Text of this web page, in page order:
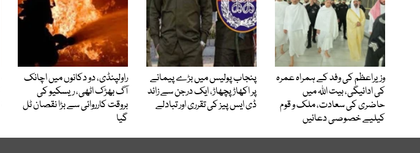
وزیراعظم کی وفد کے ہمراہ عمرہ
کی ادائیگی، بیت اللہ میں
حاضری کی سعادت، ملک و قوم
کیلیے خصوصی دعائیں
پنجاب پولیس میں بڑے پیمانے
پر اکھاڑ پچھاڑ، ایک درجن سے زائد
ڈی ایس پیز کی تقرری اور تبادلے
راولپنڈی، دو دکانوں میں اچانک
آگ بھڑک اٹھی، ریسکیو کی
بروقت کارروائی سے بڑا نقصان ٹل
گیا